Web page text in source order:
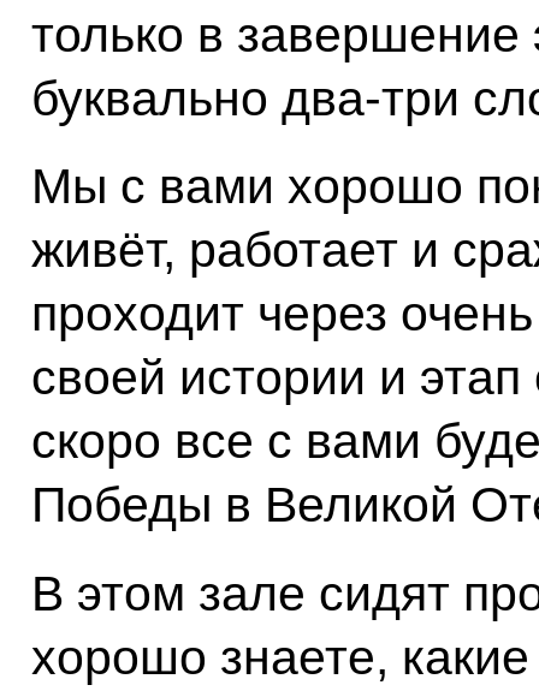
только в
буквально два-три
Мы с вами хорошо
живёт, работает и
проходит через
своей истории и
скоро все с вами
Победы в Великой
В этом зале сидят
хорошо знаете,